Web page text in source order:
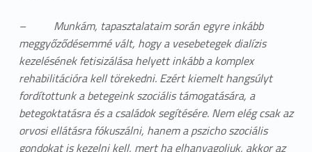
– Munkám, tapasztalataim során egyre inkább
meggyőződésemmé vált, hogy a vesebetegek dialízis
kezelésének fetisizálása helyett inkább a komplex
rehabilitációra kell törekedni. Ezért kiemelt hangsúlyt
fordítottunk a betegeink szociális támogatására, a
betegoktatásra és a családok segítésére. Nem elég csak az
orvosi ellátásra fókuszálni, hanem a pszicho szociális
gondokat is kezelni kell, mert ha elhanyagoljuk, akkor az